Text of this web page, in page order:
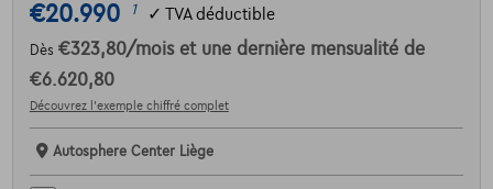
€20.990 1 ✓ TVA déductible
Dès €323,80/mois et une dernière mensualité de
€6.620,80
Découvrez l’exemple chiffré complet
Autosphere Center Liège